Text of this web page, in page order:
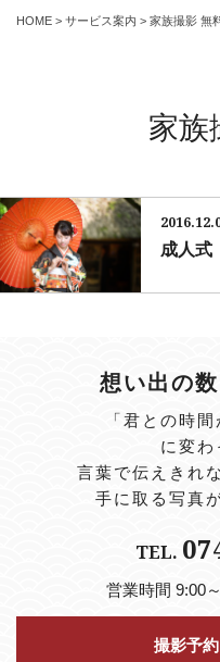
HOME > サービス案内 > 家族撮影 無
家族
成人式
想い出の
「君との時
に変
言葉で伝えきれ
手に取る写真
TEL.
営業時間 9:00～
撮影予